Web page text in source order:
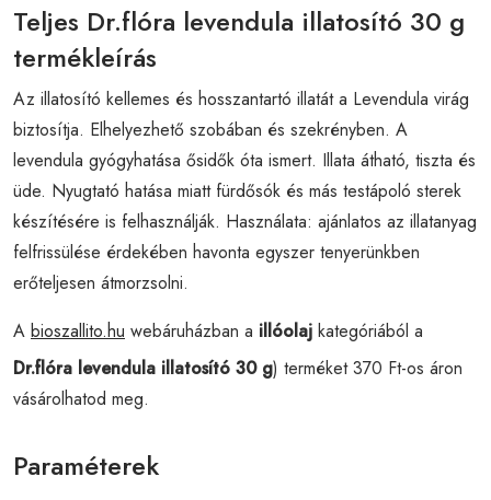
Teljes Dr.flóra levendula illatosító 30 g
termékleírás
Az illatosító kellemes és hosszantartó illatát a Levendula virág
biztosítja. Elhelyezhető szobában és szekrényben. A
levendula gyógyhatása ősidők óta ismert. Illata átható, tiszta és
üde. Nyugtató hatása miatt fürdősók és más testápoló sterek
készítésére is felhasználják. Használata: ajánlatos az illatanyag
felfrissülése érdekében havonta egyszer tenyerünkben
erőteljesen átmorzsolni.
A bioszallito.hu webáruházban a illóolaj kategóriából a
Dr.flóra levendula illatosító 30 g) terméket 370 Ft-os áron
vásárolhatod meg.
Paraméterek